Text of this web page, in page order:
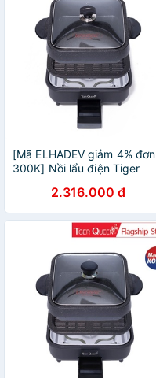
[Mã ELHADEV giảm 4% đơn
300K] Nồi lẩu điện Tiger
tại Hàn Quốc2.316.000 đ